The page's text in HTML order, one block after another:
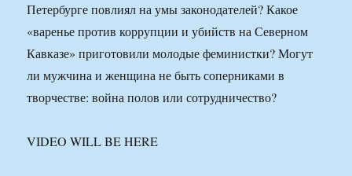
Петербурге повлиял на умы законодателей? Какое
«варенье против коррупции и убийств на Северном
Кавказе» приготовили молодые феминистки? Могут
ли мужчина и женщина не быть соперниками в
творчестве: война полов или сотрудничество?
VIDEO WILL BE HERE